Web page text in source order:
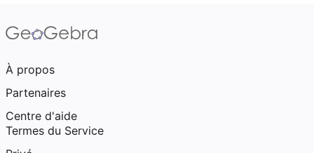
À propos
Partenaires
Centre d'aide
Termes du Service